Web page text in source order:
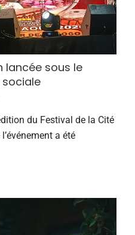
lancée sous le
du Festival de la Cité
a été